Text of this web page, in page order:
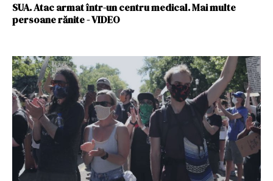
SUA. Atac armat într-un centru medical. Mai multe
persoane rănite - VIDEO